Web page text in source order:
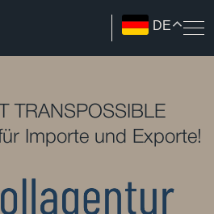
DE
TRANSPOSSIBLE
Importe und Exporte!